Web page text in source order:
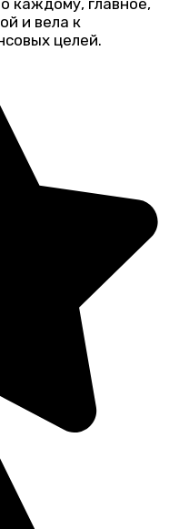
каждому, главное,
и вела к
целей.